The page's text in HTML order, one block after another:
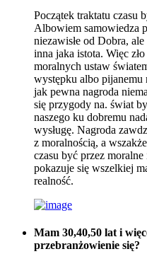
Początek traktatu czasu
Albowiem samowiedza
niezawisłe od Dobra,
inna jaka istota. Więc
moralnych ustaw
występku albo pijanemu
jak pewna nagroda
się przygody na. świat
naszego ku dobremu
wysługę. Nagroda
z moralnością, a
czasu być przez
pokazuje się wszelkiej
realność.
Mam 30,40,50 lat i
przebranżowienie się?